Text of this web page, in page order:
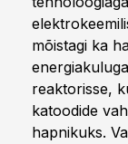
mõistagi ka
reaktorisse,
katoodide
hapnikuks.